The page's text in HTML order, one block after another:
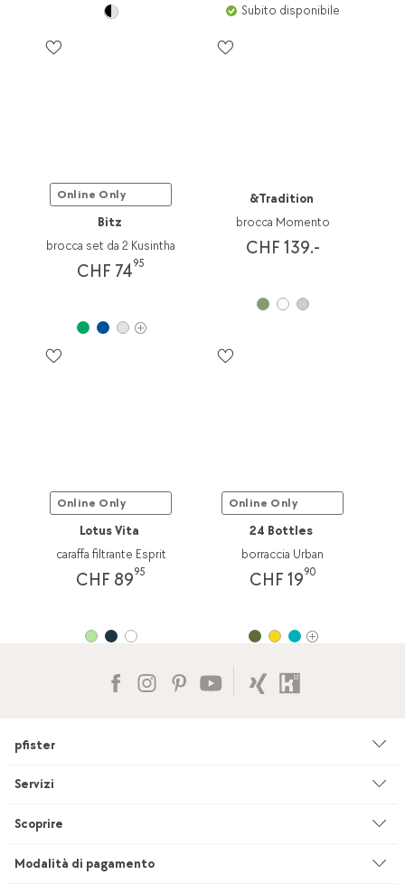
Subito disponibile
Online Only
Bitz
brocca set da 2 Kusintha
CHF 7495
&Tradition
brocca Momento
CHF 139.-
Online Only
Lotus Vita
caraffa filtrante Esprit
CHF 8995
Online Only
24 Bottles
borraccia Urban
CHF 1990
pfister
Azienda
Ambiente & sostenibilità
Servizi
Consulenza
Servizi su misura
Scoprire
Studio di cucine
Modalità di pagamento